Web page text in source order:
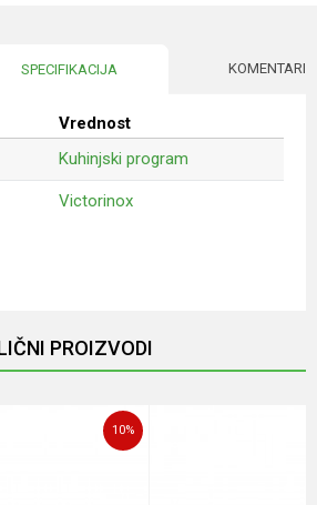
SPECIFIKACIJA KOMENTARI
Vrednost
Kuhinjski program
Victorinox
PROIZVODI
10%